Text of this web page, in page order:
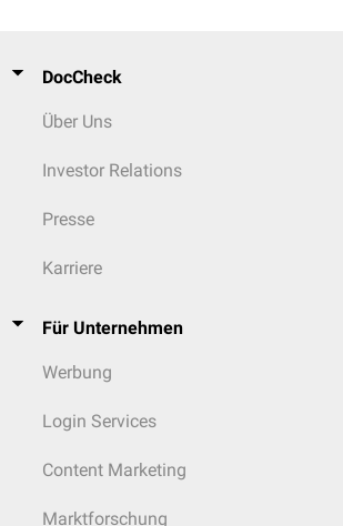
DocCheck
Über Uns
Investor Relations
Presse
Karriere
Für Unternehmen
Werbung
Login Services
Content Marketing
Marktforschung